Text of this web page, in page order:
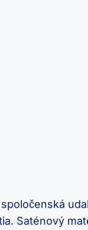
Saténový